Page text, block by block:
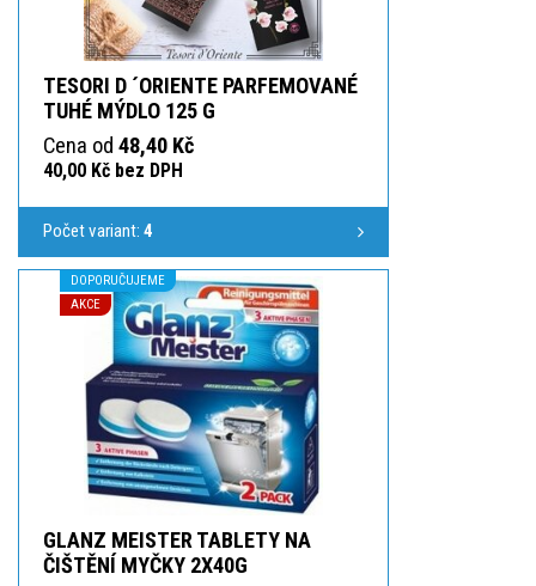
TESORI D ´ORIENTE PARFEMOVANÉ
TUHÉ MÝDLO 125 G
Cena od 48,40 Kč
40,00 Kč bez DPH
Počet variant: 4
DOPORUČUJEME
AKCE
GLANZ MEISTER TABLETY NA
ČIŠTĚNÍ MYČKY 2X40G